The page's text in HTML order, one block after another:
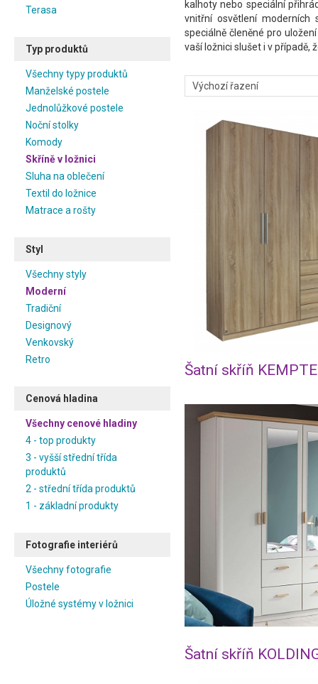
Terasa
Typ produktů
Všechny typy produktů
Manželské postele
Jednolůžkové postele
Noční stolky
Komody
Skříně v ložnici
Sluha na oblečení
Textil do ložnice
Matrace a rošty
Styl
Všechny styly
Moderní
Tradiční
Designový
Venkovský
Retro
Cenová hladina
Všechny cenové hladiny
4 - top produkty
3 - vyšší střední třída
produktů
2 - střední třída produktů
1 - základní produkty
Fotografie interiérů
Všechny fotografie
Postele
Úložné systémy v ložnici
kalhoty nebo speciální
vnitřní osvětlení moderních
speciálně členěné pro
vaší ložnici slušet i v případě,
Šatní skříň
Šatní skříň